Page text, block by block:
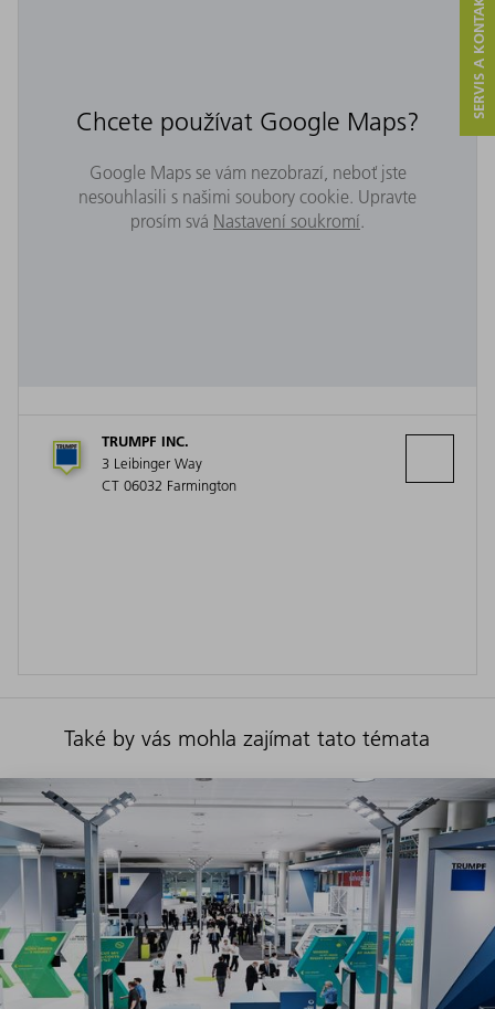
Chcete používat Google Maps?
Google Maps se vám nezobrazí, neboť jste
nesouhlasili s našimi soubory cookie. Upravte
prosím svá Nastavení soukromí.
TRUMPF INC.
3 Leibinger Way
CT 06032 Farmington
Také by vás mohla zajímat tato témata
SERVIS A KONTAKT